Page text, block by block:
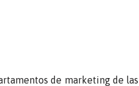
de marketing de las